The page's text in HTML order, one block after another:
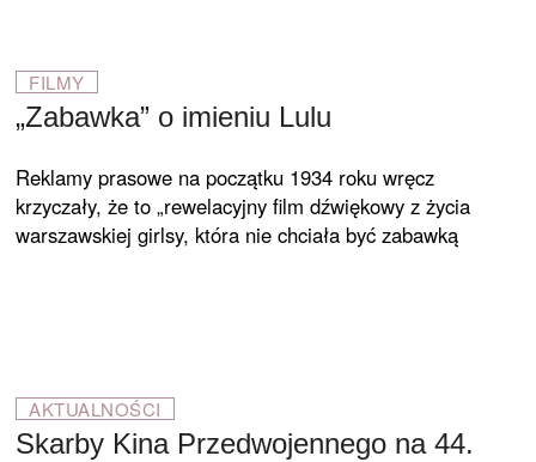
FILMY
„Zabawka” o imieniu Lulu
Reklamy prasowe na początku 1934 roku wręcz
krzyczały, że to „rewelacyjny film dźwiękowy z życia
warszawskiej girlsy, która nie chciała być zabawką
AKTUALNOŚCI
Skarby Kina Przedwojennego na 44.